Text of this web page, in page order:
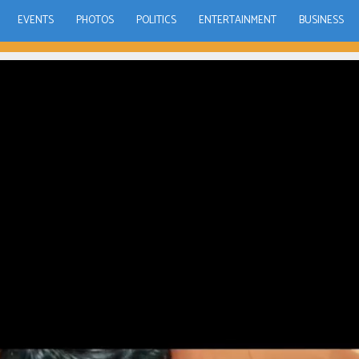
EVENTS PHOTOS POLITICS ENTERTAINMENT BUSINESS